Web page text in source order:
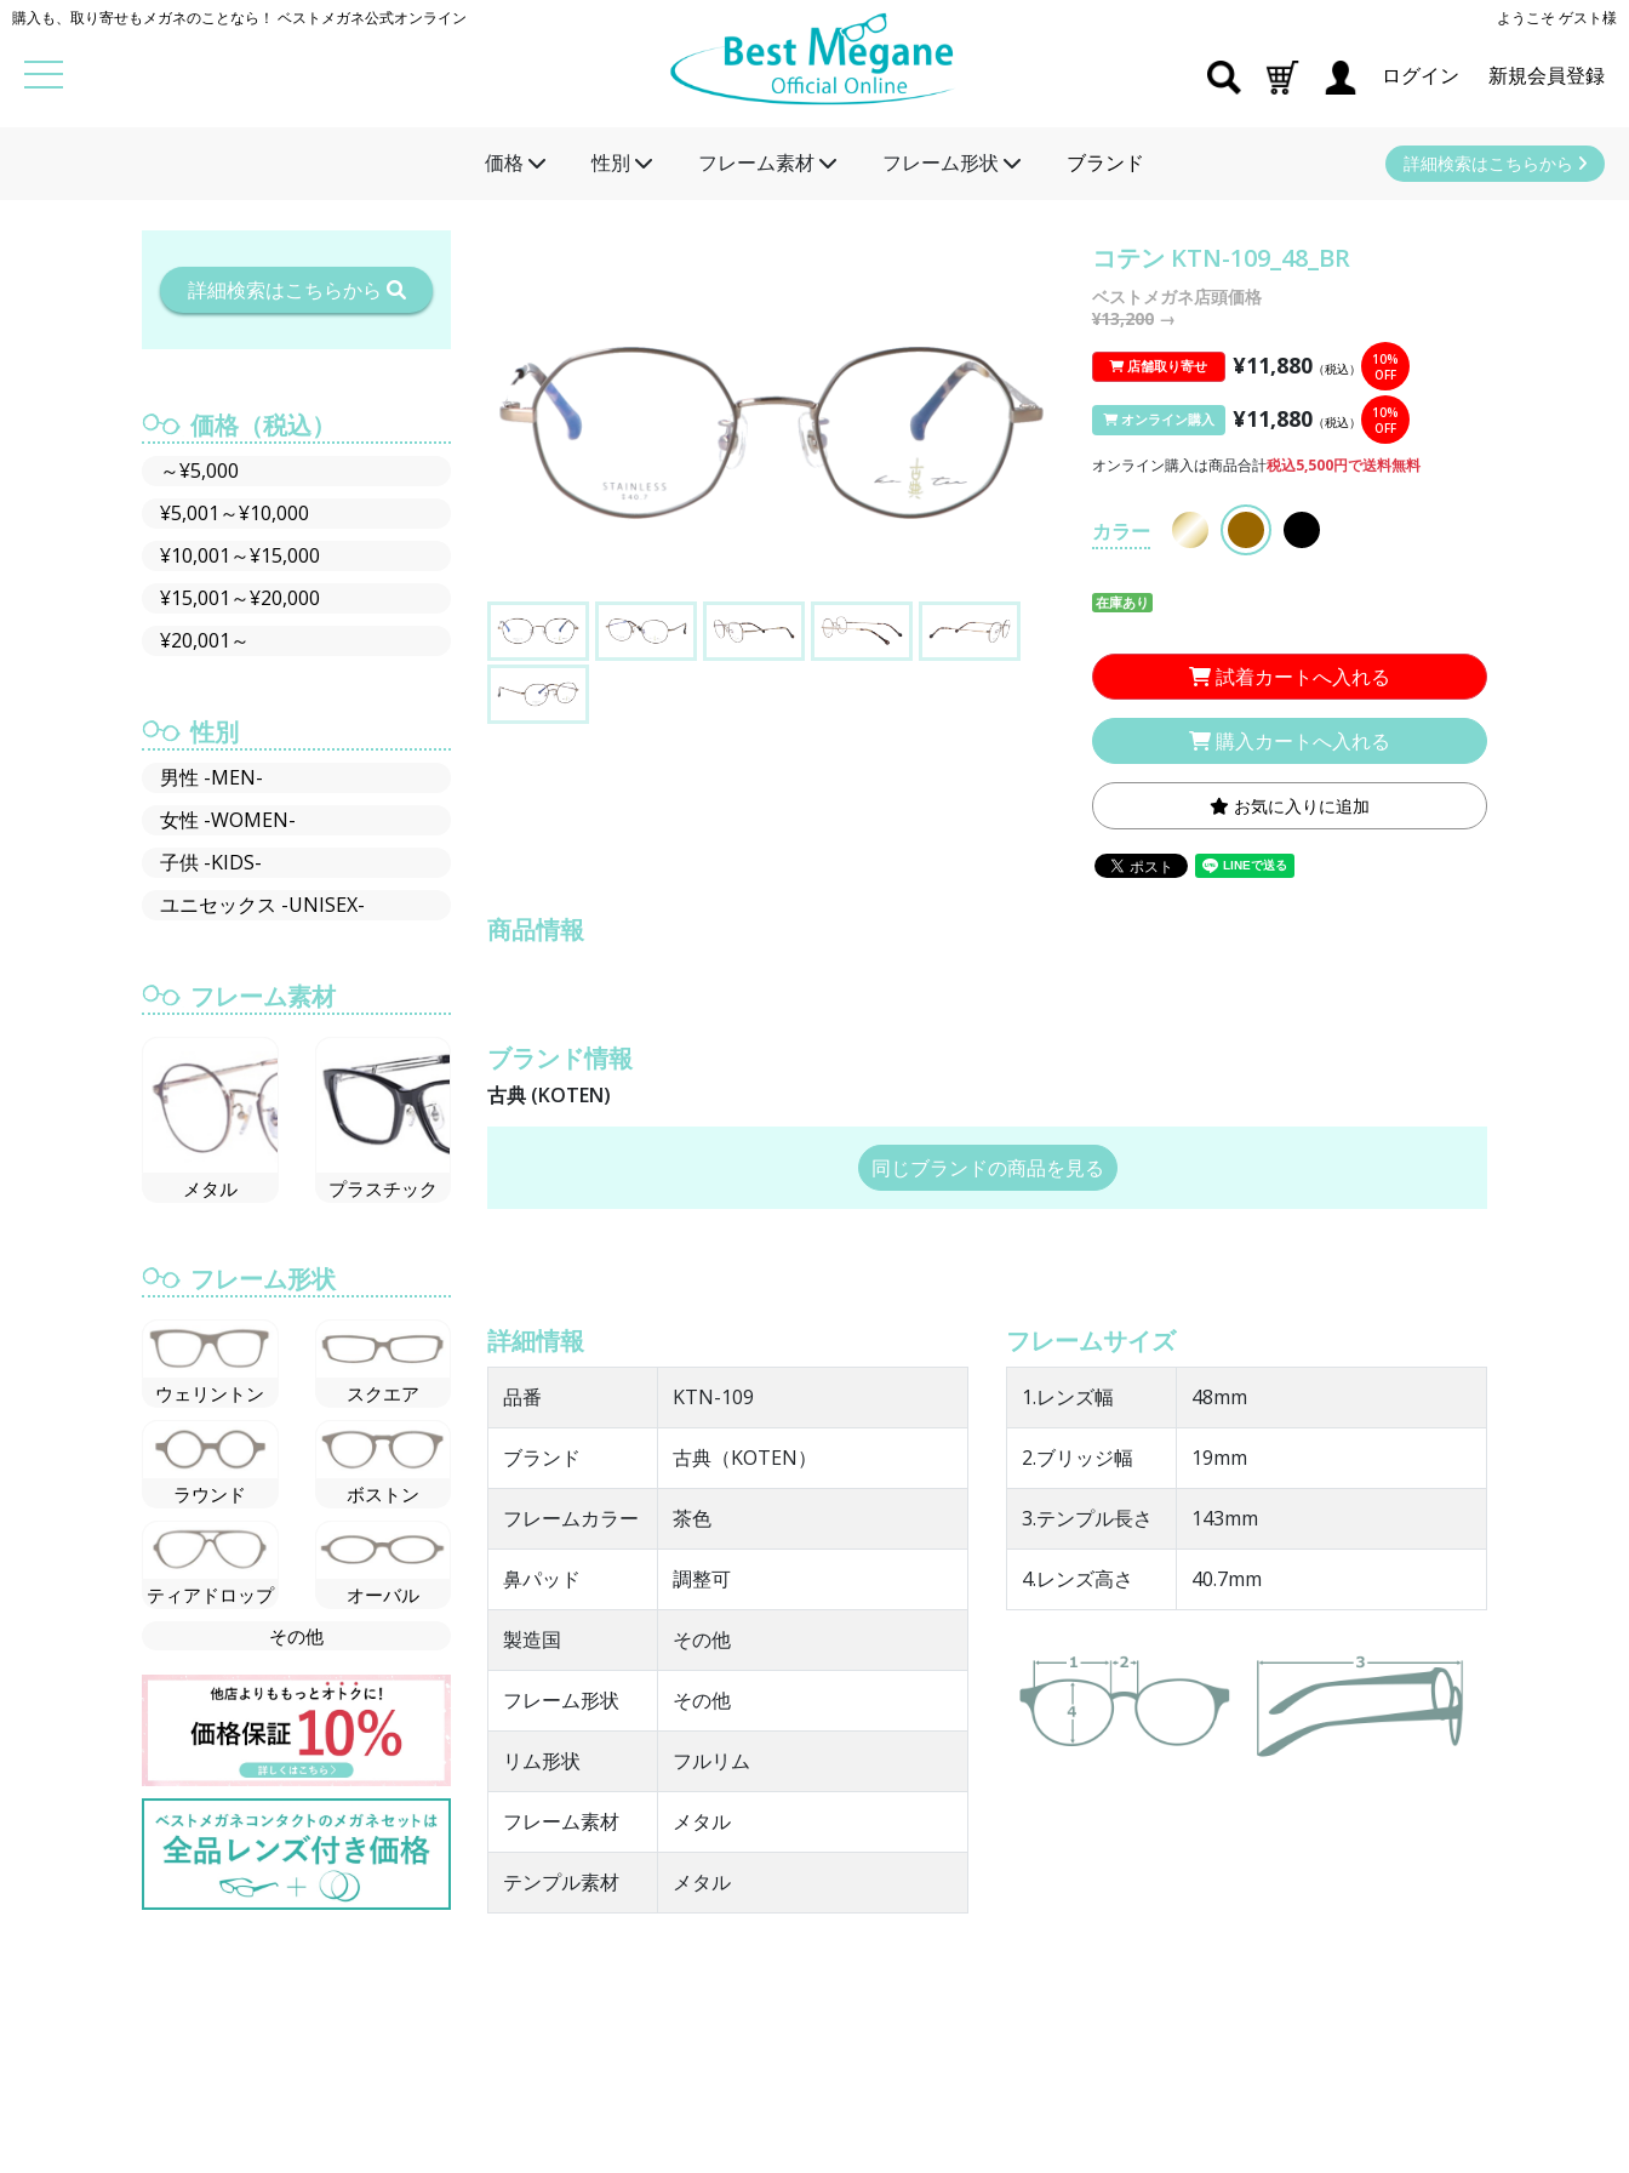
購入も、取り寄せもメガネのことなら！ ベストメガネ公式オンライン ようこそ ゲスト様
ログイン 新規会員登録
価格 性別 フレーム素材 フレーム形状 ブランド 詳細検索はこちらから
コテン KTN-109_48_BR
ベストメガネ店頭価格
¥13,200→
店舗取り寄せ ¥11,880（税込）
10%
OFF
オンライン購入 ¥11,880（税込）
10%
OFF
オンライン購入は商品合計税込5,500円で送料無料
カラー
在庫あり
試着カートへ入れる
購入カートへ入れる
お気に入りに追加
商品情報
ブランド情報
古典 (KOTEN)
同じブランドの商品を見る
詳細情報
品番 KTN-109
ブランド 古典（KOTEN）
フレームカラー 茶色
鼻パッド 調整可
製造国 その他
フレーム形状 その他
リム形状 フルリム
フレーム素材 メタル
テンプル素材 メタル
フレームサイズ
1.レンズ幅 48mm
2.ブリッジ幅 19mm
3.テンプル長さ 143mm
4.レンズ高さ 40.7mm
詳細検索はこちらから
価格（税込）
～¥5,000
¥5,001～¥10,000
¥10,001～¥15,000
¥15,001～¥20,000
¥20,001～
性別
男性 -MEN-
女性 -WOMEN-
子供 -KIDS-
ユニセックス -UNISEX-
フレーム素材
メタル プラスチック
フレーム形状
ウェリントン スクエア
ラウンド ボストン
ティアドロップ
オーバル
その他